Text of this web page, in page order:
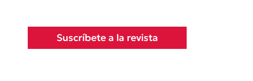
Suscríbete a la revista